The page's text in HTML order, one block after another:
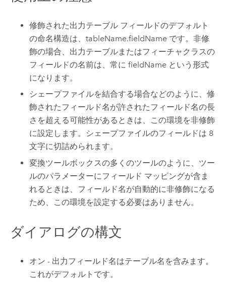
修飾された出力テーブル フィールドのデフォルト
の命名構造は、tableName.fieldName です。非修
飾の場合、出力テーブルまたはフィーチャクラスの
フィールドの名前は、常に fieldName という形式
になります。
シェープファイルを結合する場合などのように、修
飾されたフィールド名が許されたフィールド名の長
さを超える可能性があるときは、この環境を非修飾
に設定します。シェープファイルのフィールドは 8
文字に切詰められます。
変換ツールボックスの多くのツールのように、ツー
ルのパラメーターにフィールド マッピングが含ま
れるときは、フィールド名が自動的に非修飾になる
ため、この環境を設定する必要はありません。
ダイアログの構文
オン - 出力フィールド名はテーブル名を含みます。
これがデフォルトです。